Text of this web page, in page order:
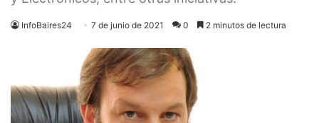
InfoBaires24 7 de junio de 2021 0 2 minutos de lectura